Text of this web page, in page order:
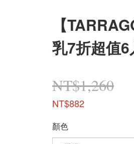
【
乳7折超值6
NT$1,260
NT$882
顏色